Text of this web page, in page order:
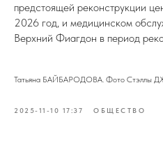
предстоящей реконструкции
2026 год, и медицинском
Верхний Фиагдон в период
Татьяна БАЙБАРОДОВА. Фото Стэллы
2025-11-10 17:37 ОБЩЕСТВО